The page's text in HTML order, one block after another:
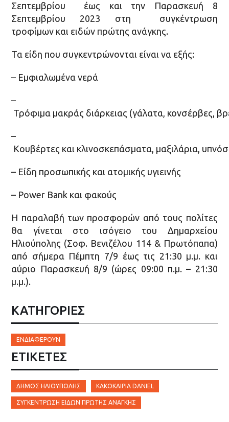
Σεπτεμβρίου έως και την Παρασκευή 8
Σεπτεμβρίου 2023 στη συγκέντρωση
τροφίμων και ειδών πρώτης ανάγκης.
Τα είδη που συγκεντρώνονται είναι να εξής:
– Εμφιαλωμένα νερά
–
Τρόφιμα μακράς διάρκειας (γάλατα, κονσέρβες,
–
Κουβέρτες και κλινοσκεπάσματα, μαξιλάρια,
– Είδη προσωπικής και ατομικής υγιεινής
– Power Bank και φακούς
Η παραλαβή των προσφορών από τους πολίτες
θα γίνεται στο ισόγειο του Δημαρχείου
Ηλιούπολης (Σοφ. Βενιζέλου 114 & Πρωτόπαπα)
από σήμερα Πέμπτη 7/9 έως τις 21:30 μ.μ. και
αύριο Παρασκευή 8/9 (ώρες 09:00 π.μ. – 21:30
μ.μ.).
ΚΑΤΗΓΟΡΙΕΣ
ΕΝΔΙΑΦΈΡΟΥΝ
ΕΤΙΚΈΤΕΣ
ΔΉΜΟΣ ΗΛΙΟΎΠΟΛΗΣ ΚΑΚΟΚΑΙΡΊΑ DANIEL
ΣΥΓΚΈΝΤΡΩΣΗ ΕΙΔΏΝ ΠΡΏΤΗΣ ΑΝΆΓΚΗΣ